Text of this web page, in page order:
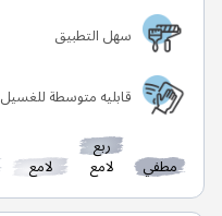
سهل التطبيق
قابليه متوسطة للغسيل
مطفي
ربع
لامع لامع